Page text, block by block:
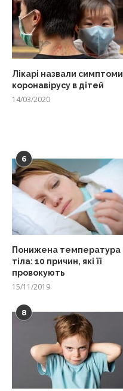
Лікарі назвали симптоми
коронавірусу в дітей
14/03/2020
6
Понижена температура
тіла: 10 причин, які її
провокують
15/11/2019
8